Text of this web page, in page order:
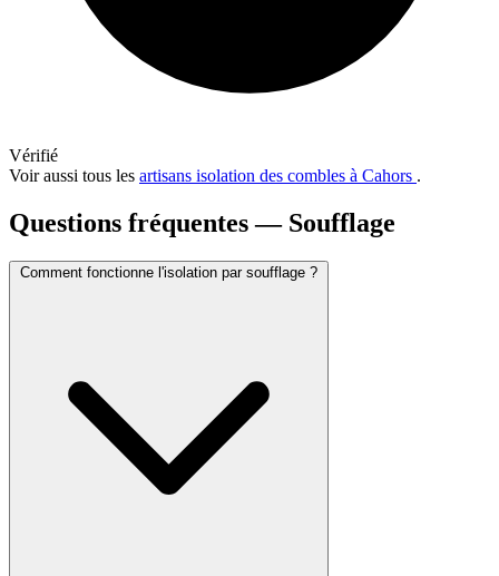
Vérifié
Voir aussi tous les artisans isolation des combles à Cahors .
Questions fréquentes — Soufflage
Comment fonctionne l'isolation par soufflage ?